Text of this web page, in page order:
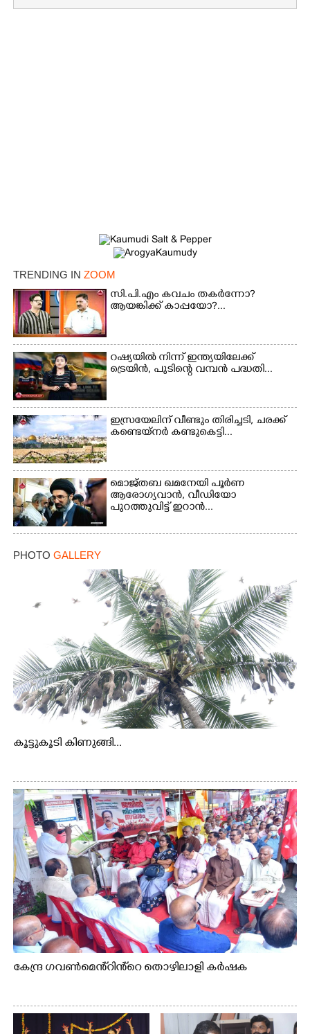
TRENDING IN ZOOM
സി.പി.എം കവചം തകർന്നോ?
ആയങ്കിക്ക് കാപ്പയോ?...
റഷ്യയിൽ നിന്ന് ഇന്ത്യയിലേക്ക്
ട്രെയിൻ, പുടിന്റെ വമ്പൻ പദ്ധതി...
ഇസ്രയേലിന് വീണ്ടും തിരിച്ചടി, ചരക്ക്
കണ്ടെയ്നർ കണ്ടുകെട്ടി...
മൊജ്തബ ഖമനേയി പൂർണ
ആരോഗ്യവാൻ, വീഡിയോ
പുറത്തുവിട്ട് ഇറാൻ...
PHOTO GALLERY
കൂട്ടുകൂടി കിണുങ്ങി...
കേന്ദ്ര ഗവൺമെൻ്റിൻ്റെ തൊഴിലാളി കർഷക
Copy Link